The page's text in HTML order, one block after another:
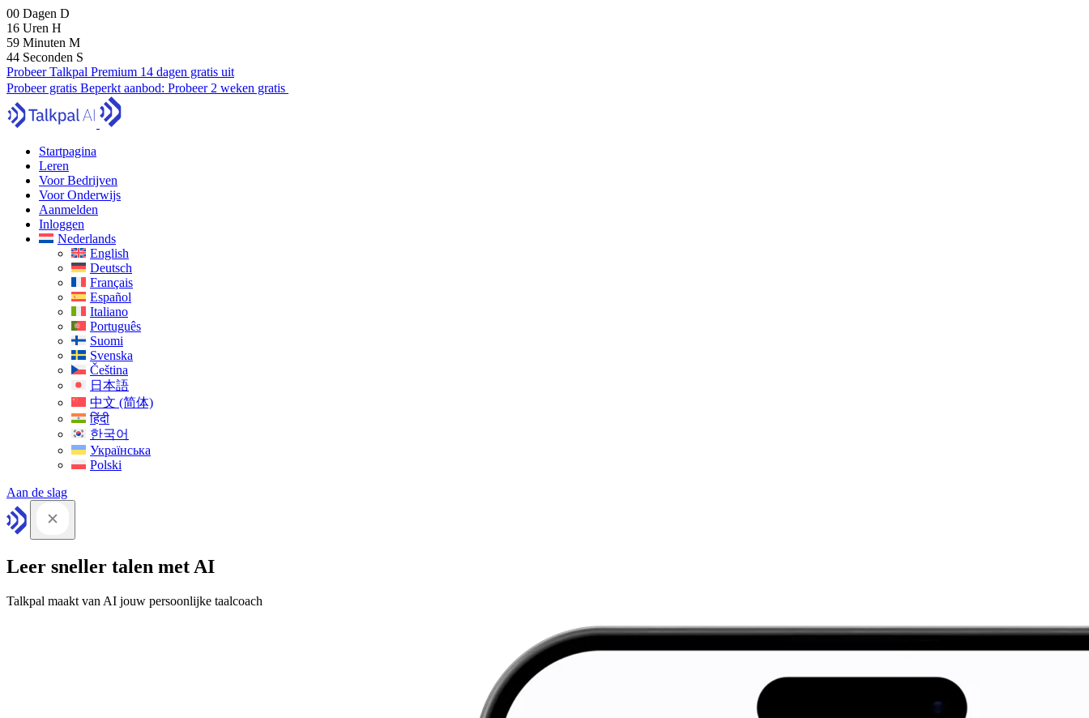
00 Dagen D
16 Uren H
59 Minuten M
42 Seconden S
Probeer Talkpal Premium 14 dagen gratis uit
Probeer gratis Beperkt aanbod: Probeer 2 weken gratis
Startpagina
Leren
Voor Bedrijven
Voor Onderwijs
Aanmelden
Inloggen
Nederlands
English
Deutsch
Français
Español
Italiano
Português
Suomi
Svenska
Čeština
日本語
中文 (简体)
हिंदी
한국어
Українська
Polski
Aan de slag
Leer sneller talen met AI
Talkpal maakt van AI jouw persoonlijke taalcoach